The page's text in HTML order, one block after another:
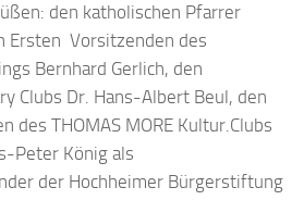
den katholischen Pfarrer
Ersten Vorsitzenden des
Bernhard Gerlich, den
Clubs Dr. Hans-Albert Beul, den
des THOMAS MORE Kultur.Clubs
Peter König als
der Hochheimer Bürgerstiftung